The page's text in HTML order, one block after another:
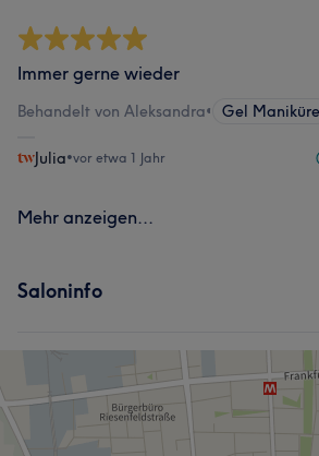
Immer gerne wieder
Behandelt von Aleksandra• Gel Maniküre
Julia•vor etwa 1 Jahr
Mehr anzeigen...
Saloninfo